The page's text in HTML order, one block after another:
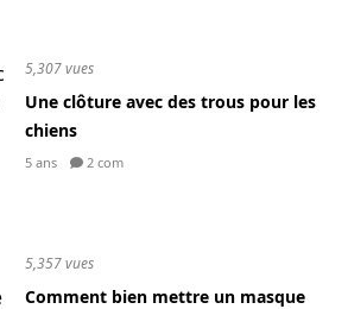
5,307 vues
Une clôture avec des trous pour les
chiens
5 ans 2 com
5,357 vues
Comment bien mettre un masque